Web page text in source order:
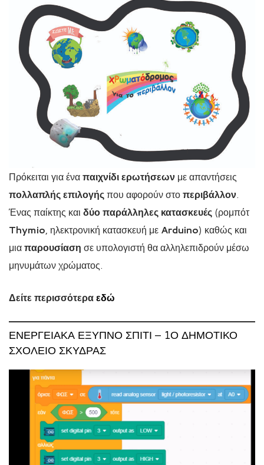
Πρόκειται για έναπαιχνίδι ερωτήσεων με απαντήσεις
πολλαπλής επιλογήςπου αφορούν στοπεριβάλλον.
Ένας παίκτης και δύο παράλληλες κατασκευές (ρομπότ
Thymio, ηλεκτρονική κατασκευή με Arduino) καθώς και
μιαπαρουσίαση σε υπολογιστή θα αλληλεπιδρούν μέσω
μηνυμάτων χρώματος.
Δείτε περισσότεραεδώ
ΕΝΕΡΓΕΙΑΚΆ ΈΞΥΠΝΟ ΣΠΊΤΙ – 1Ο ΔΗΜΟΤΙΚΌ
ΣΧΟΛΕΊΟ ΣΚΎΔΡΑΣ